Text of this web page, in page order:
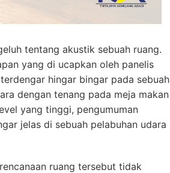
tentang akustik sebuah ruang.
yang di ucapkan oleh panelis
hingar bingar pada sebuah
dengan tenang pada meja makan
yang tinggi, pengumuman
jelas di sebuah pelabuhan udara
ruang tersebut tidak